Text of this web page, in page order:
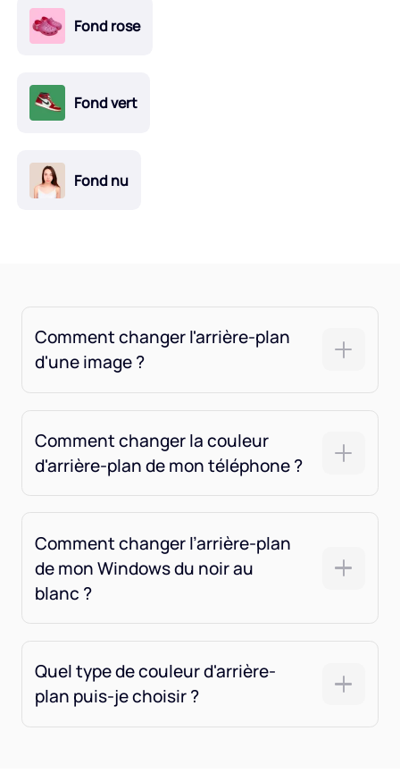
Fond rose
Fond vert
Fond nu
Comment changer l'arrière-plan
d'une image ?
Comment changer la couleur
d'arrière-plan de mon téléphone ?
Comment changer l’arrière-plan
de mon Windows du noir au
blanc ?
Quel type de couleur d'arrière-
plan puis-je choisir ?